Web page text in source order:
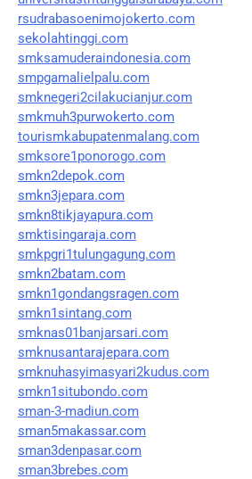
rsudrabasoenimojokerto.com
sekolahtinggi.com
smksamuderaindonesia.com
smpgamalielpalu.com
smknegeri2cilakucianjur.com
smkmuh3purwokerto.com
tourismkabupatenmalang.com
smksore1ponorogo.com
smkn2depok.com
smkn3jepara.com
smkn8tikjayapura.com
smktisingaraja.com
smkpgri1tulungagung.com
smkn2batam.com
smkn1gondangsragen.com
smkn1sintang.com
smknas01banjarsari.com
smknusantarajepara.com
smknuhasyimasyari2kudus.com
smkn1situbondo.com
sman-3-madiun.com
sman5makassar.com
sman3denpasar.com
sman3brebes.com